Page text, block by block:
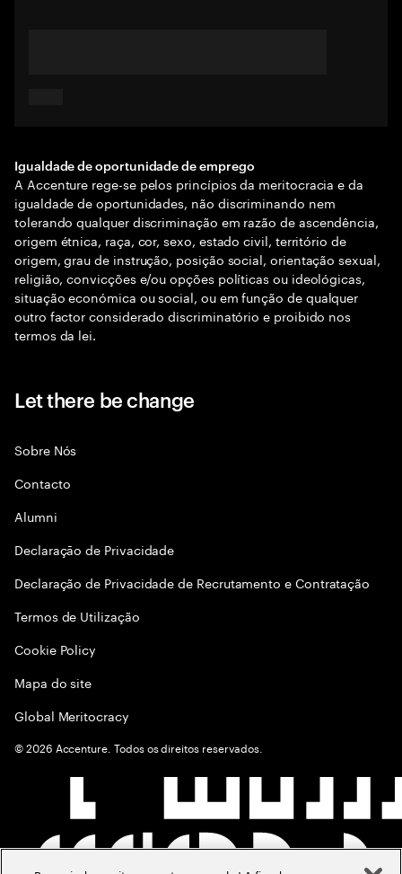
Igualdade de oportunidade de emprego
A Accenture rege-se pelos princípios da meritocracia e da
igualdade de oportunidades, não discriminando nem
tolerando qualquer discriminação em razão de ascendência,
origem étnica, raça, cor, sexo, estado civil, território de
origem, grau de instrução, posição social, orientação sexual,
religião, convicções e/ou opções políticas ou ideológicas,
situação económica ou social, ou em função de qualquer
outro factor considerado discriminatório e proibido nos
termos da lei.
Let there be change
Sobre Nós
Contacto
Alumni
Declaraçāo de Privacidade
Declaração de Privacidade de Recrutamento e Contratação
Termos de Utilização
Cookie Policy
Mapa do site
Global Meritocracy
©2026 Accenture. Todos os direitos reservados.